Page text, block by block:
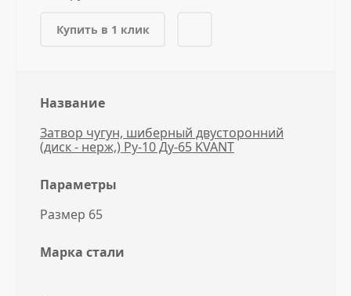
Купить в 1 клик
Название
Затвор чугун, шиберный двусторонний
(диск - нерж,) Ру-10 Ду-65 KVANT
Параметры
Размер 65
Марка стали